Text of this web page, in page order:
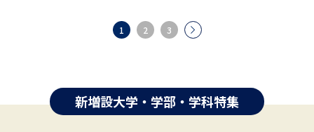
1 2 3
新増設大学・学部・学科特集